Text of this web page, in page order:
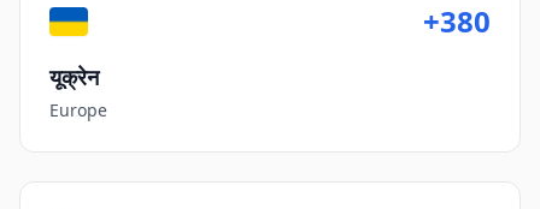
+380
यूक्रेन
Europe